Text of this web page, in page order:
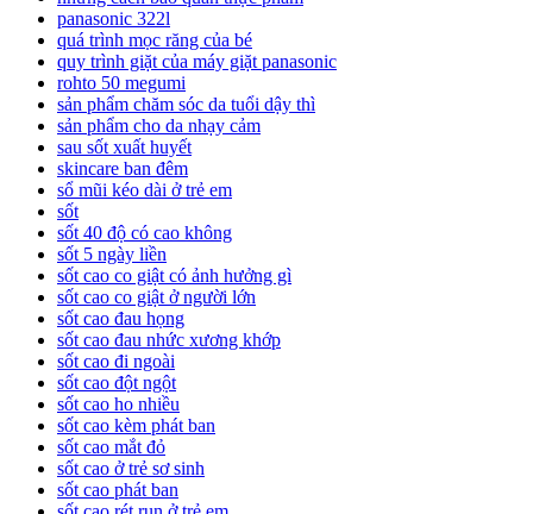
panasonic 322l
quá trình mọc răng của bé
quy trình giặt của máy giặt panasonic
rohto 50 megumi
sản phẩm chăm sóc da tuổi dậy thì
sản phẩm cho da nhạy cảm
sau sốt xuất huyết
skincare ban đêm
sổ mũi kéo dài ở trẻ em
sốt
sốt 40 độ có cao không
sốt 5 ngày liền
sốt cao co giật có ảnh hưởng gì
sốt cao co giật ở người lớn
sốt cao đau họng
sốt cao đau nhức xương khớp
sốt cao đi ngoài
sốt cao đột ngột
sốt cao ho nhiều
sốt cao kèm phát ban
sốt cao mắt đỏ
sốt cao ở trẻ sơ sinh
sốt cao phát ban